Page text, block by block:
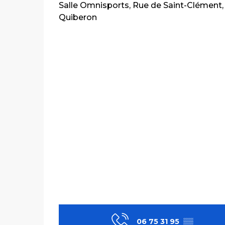
Salle Omnisports, Rue de Saint-Clément,
Quiberon
06 75 31 95 ▒▒